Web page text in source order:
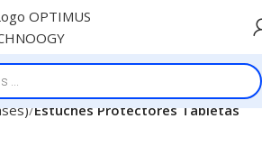
Estuches Protectores Tabletas